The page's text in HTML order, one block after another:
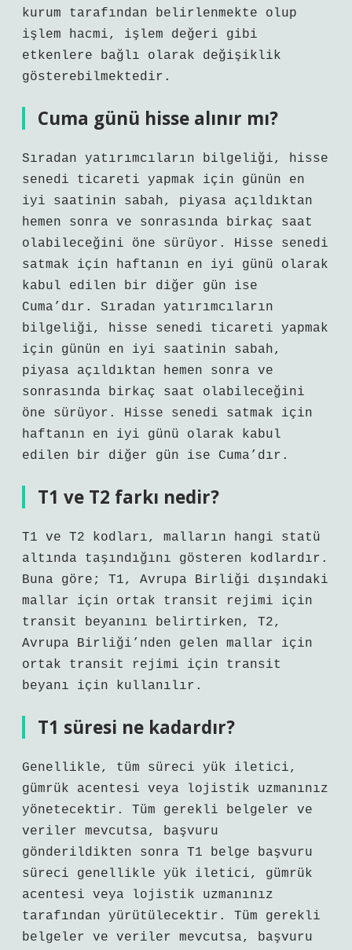
kurum tarafından belirlenmekte olup
işlem hacmi, işlem değeri gibi
etkenlere bağlı olarak değişiklik
gösterebilmektedir.
Cuma günü hisse alınır mı?
Sıradan yatırımcıların bilgeliği, hisse
senedi ticareti yapmak için günün en
iyi saatinin sabah, piyasa açıldıktan
hemen sonra ve sonrasında birkaç saat
olabileceğini öne sürüyor. Hisse senedi
satmak için haftanın en iyi günü olarak
kabul edilen bir diğer gün ise
Cuma’dır. Sıradan yatırımcıların
bilgeliği, hisse senedi ticareti yapmak
için günün en iyi saatinin sabah,
piyasa açıldıktan hemen sonra ve
sonrasında birkaç saat olabileceğini
öne sürüyor. Hisse senedi satmak için
haftanın en iyi günü olarak kabul
edilen bir diğer gün ise Cuma’dır.
T1 ve T2 farkı nedir?
T1 ve T2 kodları, malların hangi statü
altında taşındığını gösteren kodlardır.
Buna göre; T1, Avrupa Birliği dışındaki
mallar için ortak transit rejimi için
transit beyanını belirtirken, T2,
Avrupa Birliği’nden gelen mallar için
ortak transit rejimi için transit
beyanı için kullanılır.
T1 süresi ne kadardır?
Genellikle, tüm süreci yük iletici,
gümrük acentesi veya lojistik uzmanınız
yönetecektir. Tüm gerekli belgeler ve
veriler mevcutsa, başvuru
gönderildikten sonra T1 belge başvuru
süreci genellikle yük iletici, gümrük
acentesi veya lojistik uzmanınız
tarafından yürütülecektir. Tüm gerekli
belgeler ve veriler mevcutsa, başvuru